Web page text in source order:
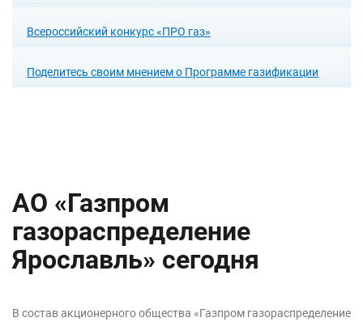
Всероссийский конкурс «ПРО газ»
Поделитесь своим мнением о Программе газификации
АО «Газпром
газораспределение
Ярославль» сегодня
В состав акционерного общества «Газпром газораспределение